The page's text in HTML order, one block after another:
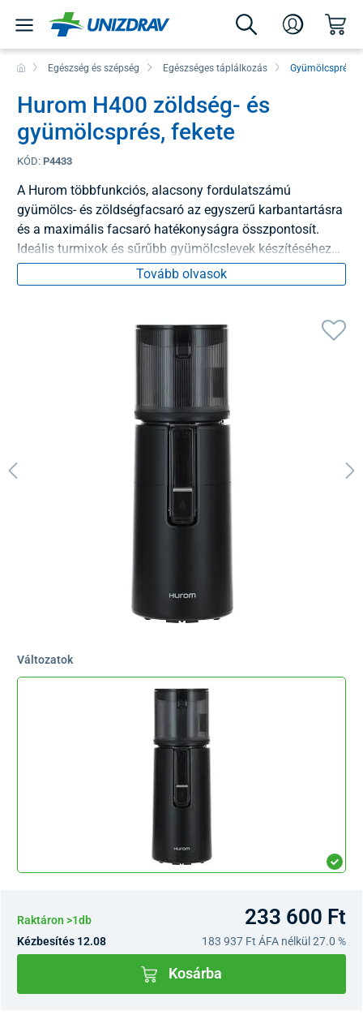
Egészség és szépség Egészséges táplálkozás Gyümölcsprések
Hurom H400 zöldség- és
gyümölcsprés, fekete
KÓD: P4433
A Hurom többfunkciós, alacsony fordulatszámú
gyümölcs- és zöldségfacsaró az egyszerű karbantartásra
és a maximális facsaró hatékonyságra összpontosít.
Ideális turmixok és sűrűbb gyümölcslevek készítéséhez
az egész család számára.Tovább olvasok
Változatok
Raktáron >1db 233 600 Ft
Kézbesítés 12.08 183 937 Ft ÁFA nélkül 27.0 %
Kosárba